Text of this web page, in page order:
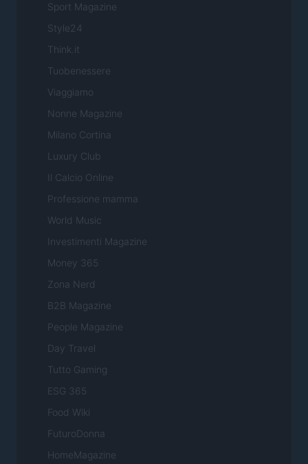
Sport Magazine
Style24
Think.it
Tuobenessere
Viaggiamo
Nonne Magazine
Milano Cortina
Luxury Club
Il Calcio Online
Professione mamma
World Music
Investimenti Magazine
Money 365
Zona Nerd
B2B Magazine
People Magazine
Day Travel
Tutto Gaming
ESG 365
Food Wiki
FuturoDonna
HomeMagazine